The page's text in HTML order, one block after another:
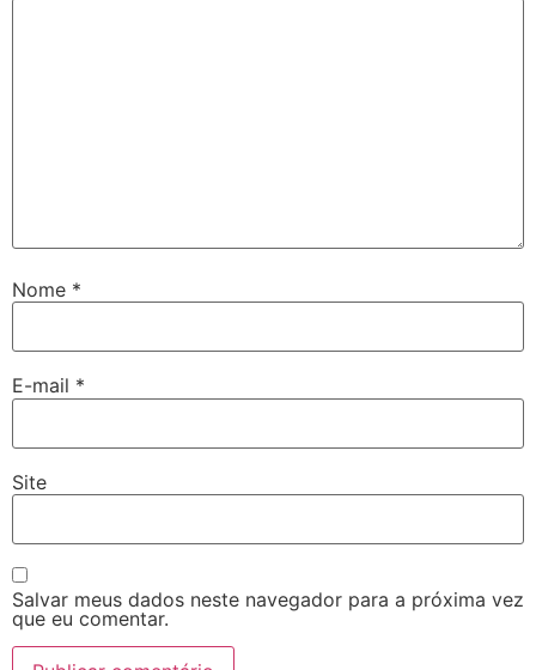
Nome *
E-mail *
Site
Salvar meus dados neste navegador para a próxima vez
que eu comentar.